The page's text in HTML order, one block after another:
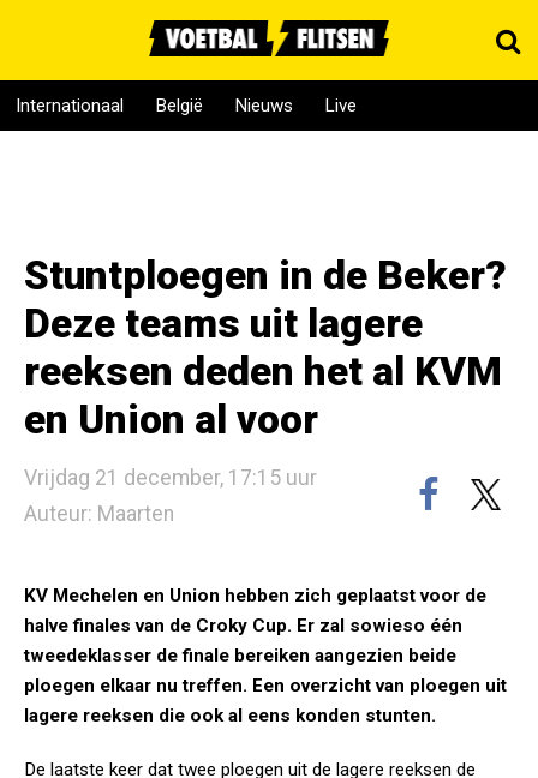
Internationaal België Nieuws Live
Stuntploegen in de Beker?
Deze teams uit lagere
reeksen deden het al KVM
en Union al voor
Vrijdag 21 december, 17:15 uur
Auteur: Maarten
KV Mechelen en Union hebben zich geplaatst voor de
halve finales van de Croky Cup. Er zal sowieso één
tweedeklasser de finale bereiken aangezien beide
ploegen elkaar nu treffen. Een overzicht van ploegen uit
lagere reeksen die ook al eens konden stunten.
De laatste keer dat twee ploegen uit de lagere reeksen de